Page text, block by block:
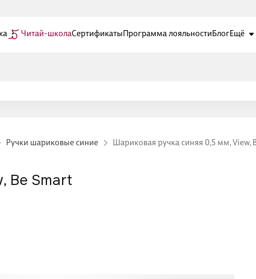
Читай-школаСертификатыПрограмма лояльностиБлогЕщё
Ручки шариковые синие Шариковая ручка синяя 0,5 мм, View,
Be Smart